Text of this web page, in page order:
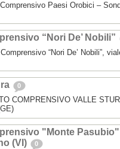
Paesi Orobici –
“Nori De’ Nobili”
“Nori De’ Nobili”,
0
COMPRENSIVO VALLE
"Monte
(VI)
0